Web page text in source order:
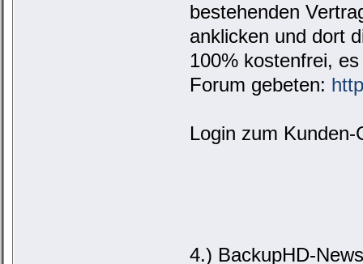
bestehenden
anklicken und dort
100% kostenfrei,
Forum gebeten:
Login zum
4.) BackupHD-